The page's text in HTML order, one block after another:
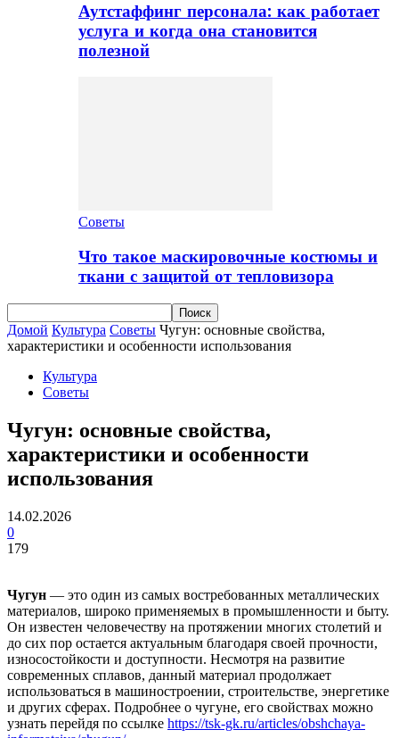
Аутстаффинг персонала: как работает
услуга и когда она становится
полезной
Советы
Что такое маскировочные костюмы и
ткани с защитой от тепловизора
Домой Культура Советы Чугун: основные свойства,
характеристики и особенности использования
Культура
Советы
Чугун: основные свойства,
характеристики и особенности
использования
14.02.2026
0
179
Чугун — это один из самых востребованных металлических
материалов, широко применяемых в промышленности и быту.
Он известен человечеству на протяжении многих столетий и
до сих пор остается актуальным благодаря своей прочности,
износостойкости и доступности. Несмотря на развитие
современных сплавов, данный материал продолжает
использоваться в машиностроении, строительстве, энергетике
и других сферах. Подробнее о чугуне, его свойствах можно
узнать перейдя по ссылке https://tsk-gk.ru/articles/obshchaya-